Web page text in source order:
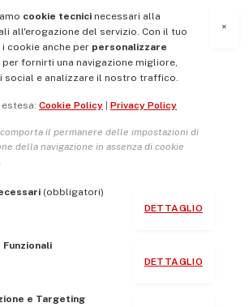
Culturale
e gli autori
×
cookie tecnici necessari alla
all'erogazione del servizio. Con il tuo
cookie anche per personalizzare
per fornirti una navigazione migliore,
social e analizzare il nostro traffico.
Cookie Policy Privacy Policy
il permanere delle impostazioni di
della navigazione in assenza di cookie
(obbligatori)
DETTAGLIO
DETTAGLIO
e Targeting